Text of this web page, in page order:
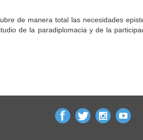
de manera total las necesidades
de la paradiplomacia y de la